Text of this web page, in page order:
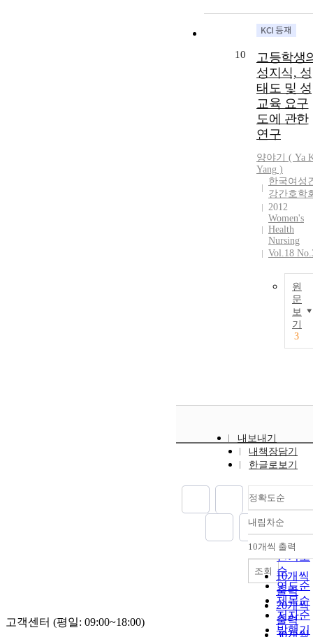
10
고등학생
성지식, 성
태도 및 성
교육 요구
도에 관한
연구
양야기 ( Ya
Yang )
한국여성
강간호학
2012
Women's
Health
Nursing
Vol.18
원
문
보
기
3
내보내기
내책장담기
한글로보기
정확도순
정확도
순
인기도
순
연도순
제목순
저자순
발행기
내림차순
내림차
10개씩 출력
10개씩
출력
20개씩
출력
조회
고객센터 (평일: 09:00~18:00)